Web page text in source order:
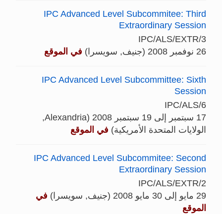
IPC Advanced Level Subcommitee: Third
Extraordinary Session
IPC/ALS/EXTR/3
26 نوفمبر 2008 (جنيف, سويسرا)
في الموقع
IPC Advanced Level Subcommittee: Sixth
Session
IPC/ALS/6
17 سبتمبر إلى 19 سبتمبر 2008 (Alexandria,
الولايات المتحدة الأمريكية) في الموقع
IPC Advanced Level Subcommitee: Second
Extraordinary Session
IPC/ALS/EXTR/2
29 مايو إلى 30 مايو 2008 (جنيف, سويسرا)
في
الموقع